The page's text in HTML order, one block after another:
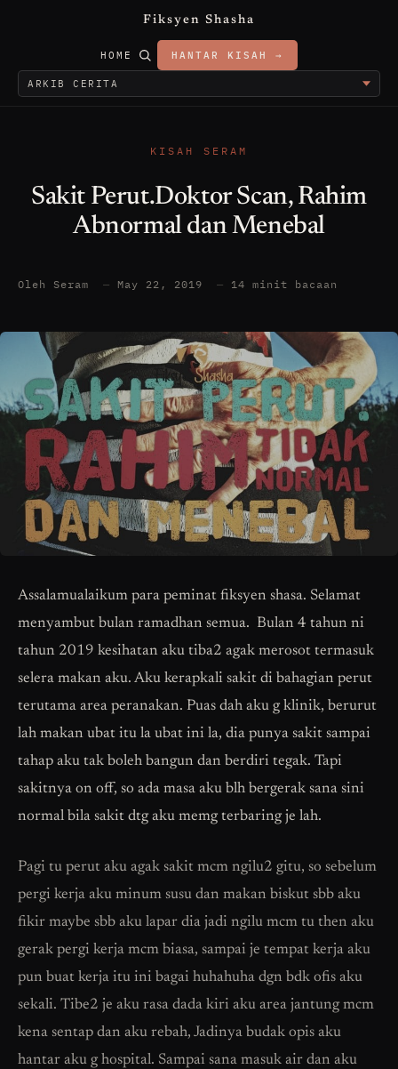
Fiksyen Shasha
HOME HANTAR KISAH →
KISAH SERAM
Sakit Perut.Doktor Scan, Rahim
Abnormal dan Menebal
Oleh Seram — May 22, 2019 — 14 minit bacaan
Assalamualaikum para peminat fiksyen shasa. Selamat
menyambut bulan ramadhan semua. Bulan 4 tahun ni
tahun 2019 kesihatan aku tiba2 agak merosot termasuk
selera makan aku. Aku kerapkali sakit di bahagian perut
terutama area peranakan. Puas dah aku g klinik, berurut
lah makan ubat itu la ubat ini la, dia punya sakit sampai
tahap aku tak boleh bangun dan berdiri tegak. Tapi
sakitnya on off, so ada masa aku blh bergerak sana sini
normal bila sakit dtg aku memg terbaring je lah.
Pagi tu perut aku agak sakit mcm ngilu2 gitu, so sebelum
pergi kerja aku minum susu dan makan biskut sbb aku
fikir maybe sbb aku lapar dia jadi ngilu mcm tu then aku
gerak pergi kerja mcm biasa, sampai je tempat kerja aku
pun buat kerja itu ini bagai huhahuha dgn bdk ofis aku
sekali. Tibe2 je aku rasa dada kiri aku area jantung mcm
kena sentap dan aku rebah, Jadinya budak opis aku
hantar aku g hospital. Sampai sana masuk air dan aku